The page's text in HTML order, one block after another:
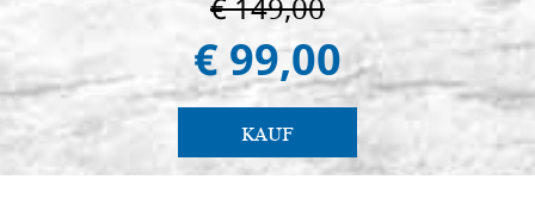
€ 149,00
€ 99,00
KAUF